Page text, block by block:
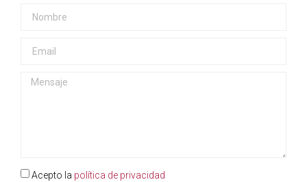
Acepto la política de privacidad